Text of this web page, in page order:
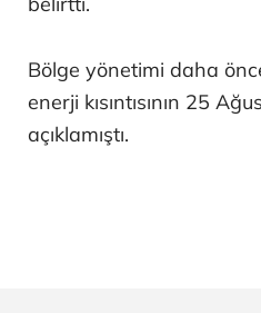
Bölge yönetimi daha
enerji kısıntısının 25
açıklamıştı.